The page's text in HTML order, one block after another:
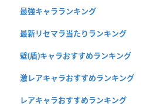
最強キャラランキング
最新リセマラ当たりランキング
壁(盾)キャラおすすめランキング
激レアキャラおすすめランキング
レアキャラおすすめランキング